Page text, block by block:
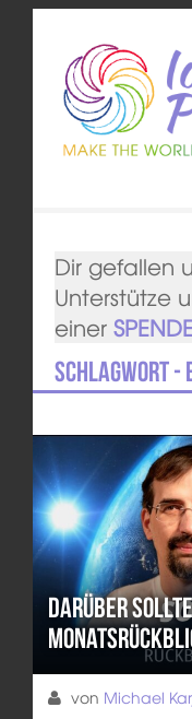
Dir gefallen
Unterstütze
einer
Schlagwort -
Darüber
von Michael